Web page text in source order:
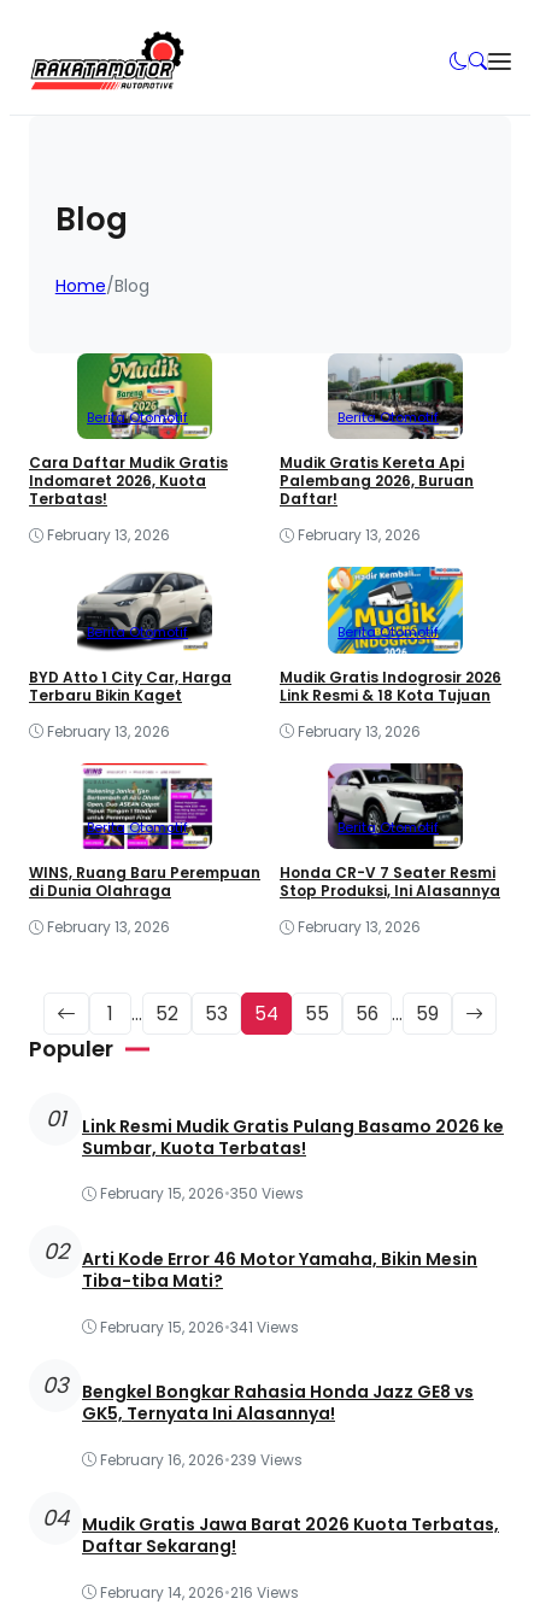
Blog
Home/Blog
Berita Otomotif
Cara Daftar Mudik Gratis
Indomaret 2026, Kuota
Terbatas!
February 13, 2026
Berita Otomotif
Mudik Gratis Kereta Api
Palembang 2026, Buruan
Daftar!
February 13, 2026
Berita Otomotif
BYD Atto 1 City Car, Harga
Terbaru Bikin Kaget
February 13, 2026
Berita Otomotif
Mudik Gratis Indogrosir 2026
Link Resmi & 18 Kota Tujuan
February 13, 2026
Berita Otomotif
WINS, Ruang Baru Perempuan
di Dunia Olahraga
February 13, 2026
Berita Otomotif
Honda CR-V 7 Seater Resmi
Stop Produksi, Ini Alasannya
February 13, 2026
1 … 52 53 54 55 56 … 59
Populer
01
Link Resmi Mudik Gratis Pulang Basamo 2026 ke
Sumbar, Kuota Terbatas!
February 15, 2026•350 Views
02 Arti Kode Error 46 Motor Yamaha, Bikin Mesin
Tiba-tiba Mati?
February 15, 2026•341 Views
03 Bengkel Bongkar Rahasia Honda Jazz GE8 vs
GK5, Ternyata Ini Alasannya!
February 16, 2026•239 Views
04 Mudik Gratis Jawa Barat 2026 Kuota Terbatas,
Daftar Sekarang!
February 14, 2026•216 Views